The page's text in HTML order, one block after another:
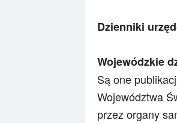
Dzienniki
Wojewódzkie
Są one
Województwa
przez organy